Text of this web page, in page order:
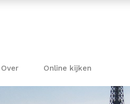
Over Online kijken